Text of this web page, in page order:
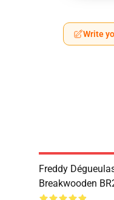
Write
Freddy
Breakwooden